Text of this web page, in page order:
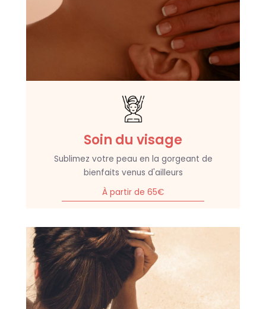
Soin du visage
Sublimez votre peau en la gorgeant de
bienfaits venus d'ailleurs
À partir de 65€